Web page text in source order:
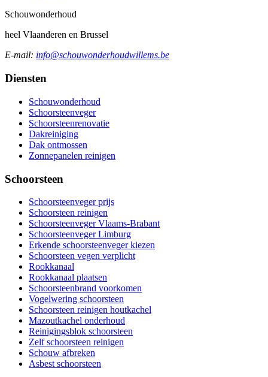
Schouwonderhoud
heel Vlaanderen en Brussel
E-mail: info@schouwonderhoudwillems.be
Diensten
Schouwonderhoud
Schoorsteenveger
Schoorsteenrenovatie
Dakreiniging
Dak ontmossen
Zonnepanelen reinigen
Schoorsteen
Schoorsteenveger prijs
Schoorsteen reinigen
Schoorsteenveger Vlaams-Brabant
Schoorsteenveger Limburg
Erkende schoorsteenveger kiezen
Schoorsteen vegen verplicht
Rookkanaal
Rookkanaal plaatsen
Schoorsteenbrand voorkomen
Vogelwering schoorsteen
Schoorsteen reinigen houtkachel
Mazoutkachel onderhoud
Reinigingsblok schoorsteen
Zelf schoorsteen reinigen
Schouw afbreken
Asbest schoorsteen